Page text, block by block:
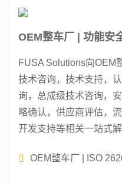
OEM整车厂 | 功能安
FUSA Solutions向OEM
技术咨询，技术支持，
询，总成级技术咨询，
略确认，供应商评估，
开发支持等相关一站式解
OEM整车厂 | ISO